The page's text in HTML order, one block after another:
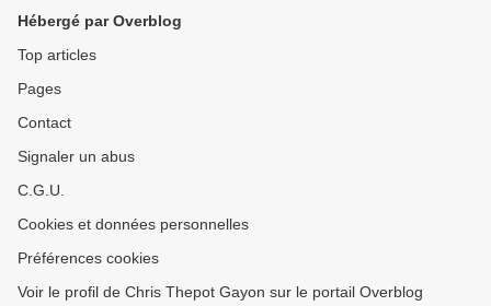
Hébergé par Overblog
Top articles
Pages
Contact
Signaler un abus
C.G.U.
Cookies et données personnelles
Préférences cookies
Voir le profil de Chris Thepot Gayon sur le portail Overblog